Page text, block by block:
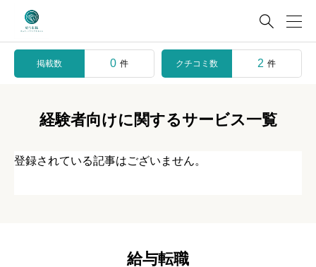

掲載数 0 件 クチコミ数 2 件
経験者向けに関するサービス一覧
登録されている記事はございません。
給与転職